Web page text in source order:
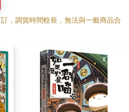
，調貨時間較長，無法與一般商品合